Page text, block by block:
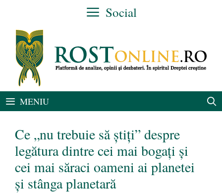
conținut
Social
MENIU
Ce „nu trebuie să ştiţi” despre
legătura dintre cei mai bogaţi şi
cei mai săraci oameni ai planetei
şi stânga planetară